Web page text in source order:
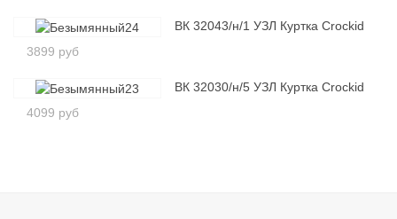
ВК 32043/н/1 УЗЛ Куртка Crockid
3899 руб
ВК 32030/н/5 УЗЛ Куртка Crockid
4099 руб